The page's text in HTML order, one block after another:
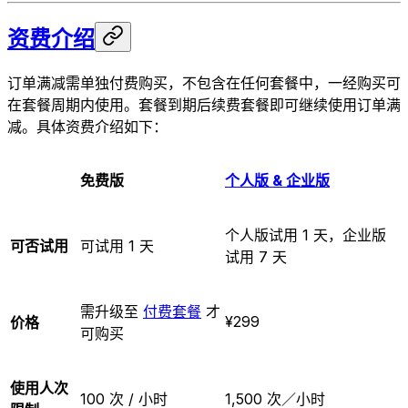
资费介绍
订单满减需单独付费购买，不包含在任何套餐中，一经购买可
在套餐周期内使用。套餐到期后续费套餐即可继续使用订单满
减。具体资费介绍如下：
免费版 个人版 & 企业版
可否试用 可试用 1 天
个人版试用 1 天，企业版
试用 7 天
价格
需升级至 付费套餐 才
可购买
¥299
使用人次
100 次 / 小时 1,500 次／小时